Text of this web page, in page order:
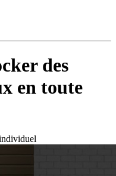
des
en toute